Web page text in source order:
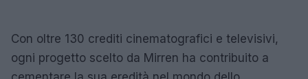
Con oltre 130 crediti cinematografici e televisivi,
ogni progetto scelto da Mirren ha contribuito a